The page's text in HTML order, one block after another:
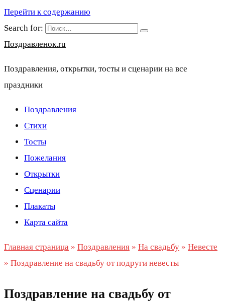
Перейти к содержанию
Search for:
Поздравленок.ru
Поздравления, открытки, тосты и сценарии на все
праздники
Поздравления
Стихи
Тосты
Пожелания
Открытки
Сценарии
Плакаты
Карта сайта
Главная страница » Поздравления » На свадьбу » Невесте
» Поздравление на свадьбу от подруги невесты
Поздравление на свадьбу от